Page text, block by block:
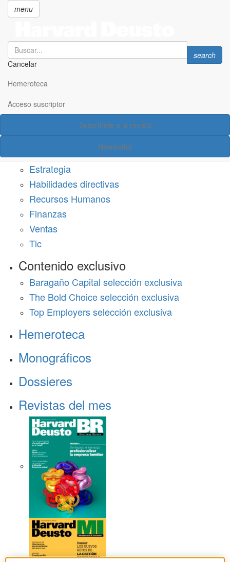
principal
menu
Search
Cancelar
Search
search
Hemeroteca
Acceso suscriptor
Suscríbete a la revista
Newsletter
Acceso suscriptor
Estrategia
Habilidades directivas
Recursos Humanos
Finanzas
Ventas
Tic
Contenido exclusivo
Baragaño Capital selección exclusiva
The Bold Choice selección exclusiva
Top Employers selección exclusiva
Hemeroteca
Monográficos
Dossieres
Revistas del mes